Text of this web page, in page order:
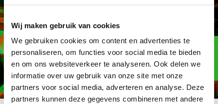
Wij maken gebruik van cookies
We gebruiken cookies om content en advertenties te
personaliseren, om functies voor social media te bieden
en om ons websiteverkeer te analyseren. Ook delen we
informatie over uw gebruik van onze site met onze
partners voor social media, adverteren en analyse. Deze
partners kunnen deze gegevens combineren met andere
CV Avanski
Elf-elf
over
93